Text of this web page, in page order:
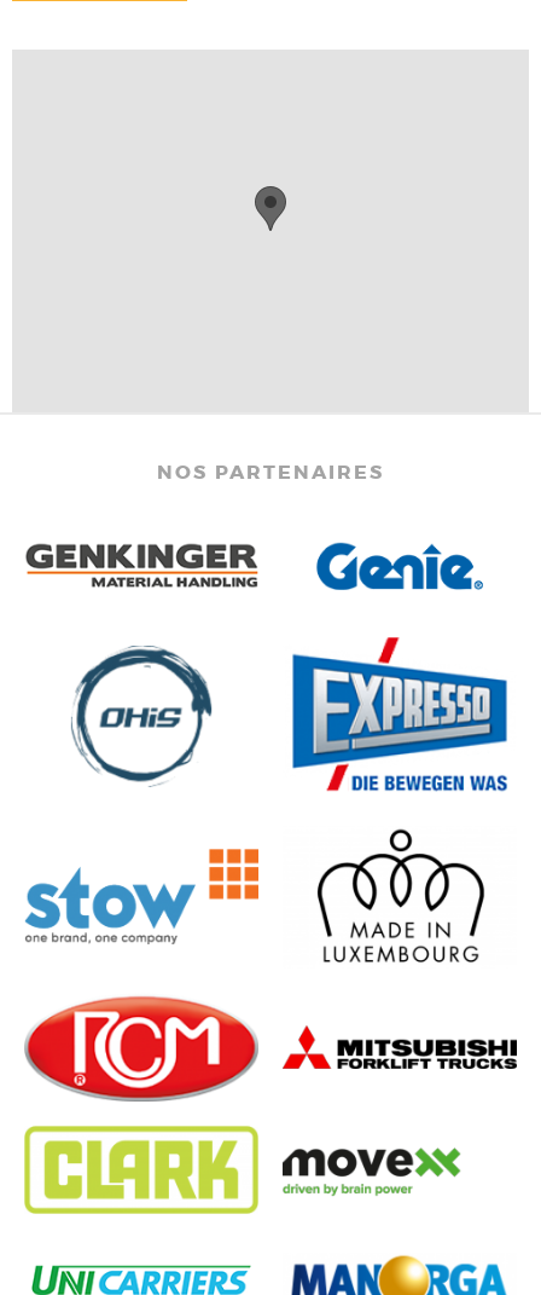
NOS PARTENAIRES